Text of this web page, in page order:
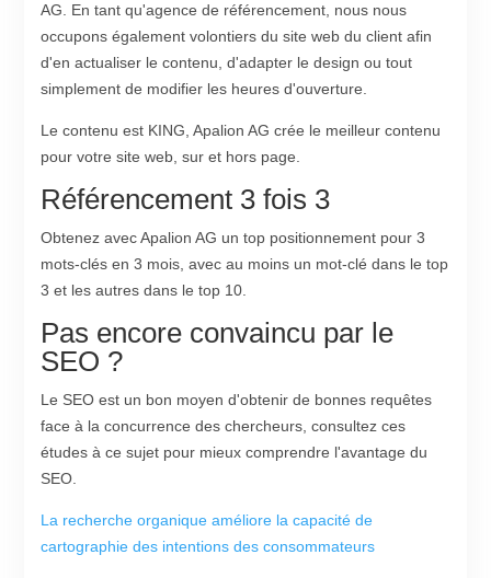
AG. En tant qu'agence de référencement, nous nous
occupons également volontiers du site web du client afin
d'en actualiser le contenu, d'adapter le design ou tout
simplement de modifier les heures d'ouverture.
Le contenu est KING, Apalion AG crée le meilleur contenu
pour votre site web, sur et hors page.
Référencement 3 fois 3
Obtenez avec Apalion AG un top positionnement pour 3
mots-clés en 3 mois, avec au moins un mot-clé dans le top
3 et les autres dans le top 10.
Pas encore convaincu par le
SEO ?
Le SEO est un bon moyen d'obtenir de bonnes requêtes
face à la concurrence des chercheurs, consultez ces
études à ce sujet pour mieux comprendre l'avantage du
SEO.
La recherche organique améliore la capacité de
cartographie des intentions des consommateurs